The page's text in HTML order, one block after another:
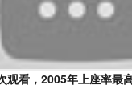
观看，2005年上座率最